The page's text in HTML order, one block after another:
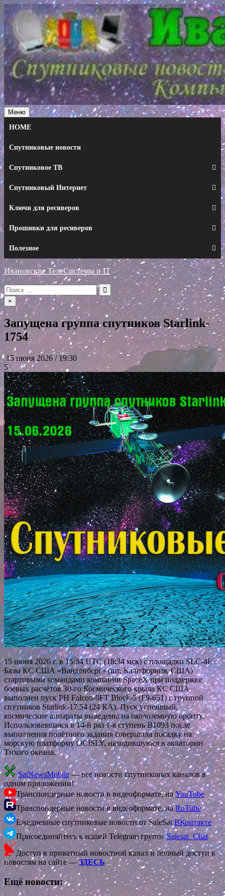
Перейти
к
содержимому
Меню
HOME
Спутниковые новости
Спутниковое ТВ
Спутниковый Интернет
Ключи для ресиверов
Прошивки для ресиверов
Полезное
Ивановские ТелеСистемы и IT
Искать:
×
Запущена группа спутников Starlink-
1754
15 июня 2026 / 19:30
5
15 июня 2026 г. в 15:34 UTC (18:34 мск) с площадки SLC-4E
Базы КС США «Ванденберг» (шт. Калифорния, США)
стартовыми командами компании SpaceX при поддержке
боевых расчётов 30-го Космического крыла КС США
выполнен пуск РН Falcon-9FT Block-5 (F9-651) с группой
спутников Starlink-17.54 (24 КА). Пуск успешный,
космические аппараты выведены на околоземную орбиту.
Использовавшаяся в 14-й раз 1-я ступень В1093 после
выполнения полётного задания совершила посадку на
морскую платформу OCISLY, находившуюся в акватории
Тихого океана.
SatNewsMobile— все новости спутниковых каналов в
одном приложении!
Транспондерные новости в видеоформате, наYouTube
Транспондерные новости в видеоформате, наRuTube
Ежедневные спутниковые новости от SaleSatВКонтакте
Присоединяйтесь к нашей Telegram группеSalesat_Chat
Доступ в приватный новостной канал и полный доступ к
новостям на сайте —ЗДЕСЬ
Ещё новости: